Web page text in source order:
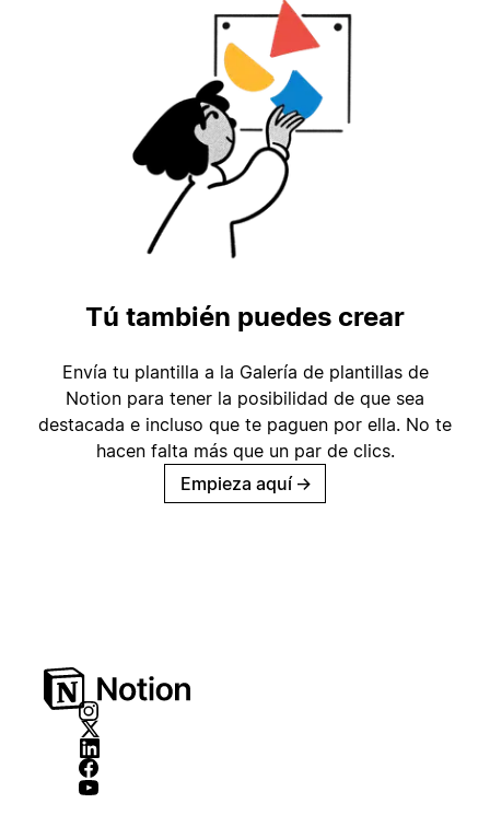
Tú también puedes crear
Envía tu plantilla a la Galería de plantillas de
Notion para tener la posibilidad de que sea
destacada e incluso que te paguen por ella. No te
hacen falta más que un par de clics.
Empieza aquí →